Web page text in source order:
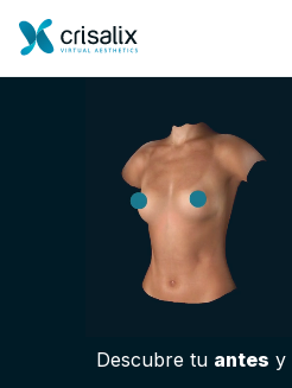
Página de inicio
Plataforma 3D de negocio
Planes y Precios
Descubre tu antes y